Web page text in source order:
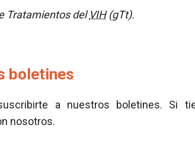
Tratamientos delVIH(gTt).
boletines
a nuestros boletines. Si
nosotros.